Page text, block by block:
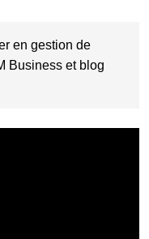
en gestion de
Business et blog